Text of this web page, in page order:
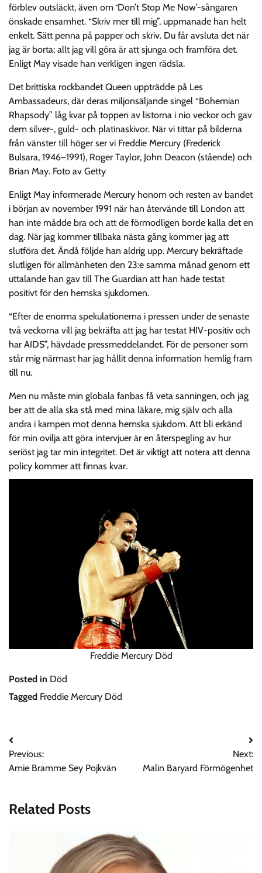
förblev outsläckt, även om ‘Don’t Stop Me Now’-sångaren
önskade ensamhet. “Skriv mer till mig”, uppmanade han helt
enkelt. Sätt penna på papper och skriv. Du får avsluta det när
jag är borta; allt jag vill göra är att sjunga och framföra det.
Enligt May visade han verkligen ingen rädsla.
Det brittiska rockbandet Queen uppträdde på Les
Ambassadeurs, där deras miljonsäljande singel “Bohemian
Rhapsody” låg kvar på toppen av listorna i nio veckor och gav
dem silver-, guld- och platinaskivor. När vi tittar på bilderna
från vänster till höger ser vi Freddie Mercury (Frederick
Bulsara, 1946–1991), Roger Taylor, John Deacon (stående) och
Brian May. Foto av Getty
Enligt May informerade Mercury honom och resten av bandet
i början av november 1991 när han återvände till London att
han inte mådde bra och att de förmodligen borde kalla det en
dag. När jag kommer tillbaka nästa gång kommer jag att
slutföra det. Ändå följde han aldrig upp. Mercury bekräftade
slutligen för allmänheten den 23:e samma månad genom ett
uttalande han gav till The Guardian att han hade testat
positivt för den hemska sjukdomen.
“Efter de enorma spekulationerna i pressen under de senaste
två veckorna vill jag bekräfta att jag har testat HIV-positiv och
har AIDS”, hävdade pressmeddelandet. För de personer som
står mig närmast har jag hållit denna information hemlig fram
till nu.
Men nu måste min globala fanbas få veta sanningen, och jag
ber att de alla ska stå med mina läkare, mig själv och alla
andra i kampen mot denna hemska sjukdom. Att bli erkänd
för min ovilja att göra intervjuer är en återspegling av hur
seriöst jag tar min integritet. Det är viktigt att notera att denna
policy kommer att finnas kvar.
Freddie Mercury Död
Posted in Död
Tagged Freddie Mercury Död
Post
navigation
Previous:
Amie Bramme Sey Pojkvän
Next:
Malin Baryard Förmögenhet
Related Posts